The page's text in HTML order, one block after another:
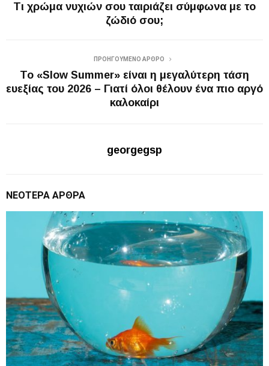
Τι χρώμα νυχιών σου ταιριάζει σύμφωνα με το
ζώδιό σου;
ΠΡΟΗΓΟΎΜΕΝΟ ΆΡΘΡΟ
Το «Slow Summer» είναι η μεγαλύτερη τάση
ευεξίας του 2026 – Γιατί όλοι θέλουν ένα πιο αργό
καλοκαίρι
georgegsp
ΝΕΌΤΕΡΑ ΆΡΘΡΑ